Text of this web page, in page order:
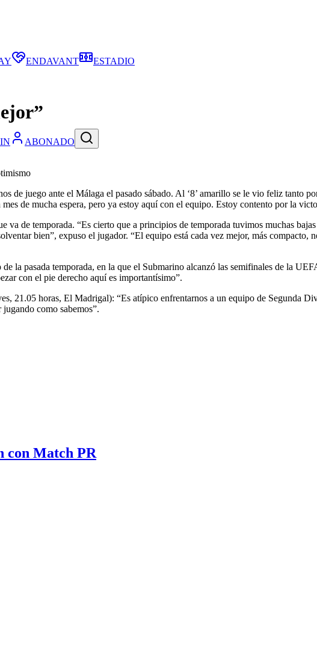
ABONADO
ENDAVANT ESTADIO
de juego ante el Málaga el pasado sábado. Al ‘8’ amarillo se le vio feliz tanto
de mucha espera, pero ya estoy aquí con el equipo. Estoy contento por la
de temporada. “Es cierto que a principios de temporada tuvimos muchas
bien”, expuso el jugador. “El equipo está cada vez mejor, más compacto,
la pasada temporada, en la que el Submarino alcanzó las semifinales de la
con el pie derecho aquí es importantísimo”.
21.05 horas, El Madrigal): “Es atípico enfrentarnos a un equipo de Segunda
como sabemos”.
con Match PR